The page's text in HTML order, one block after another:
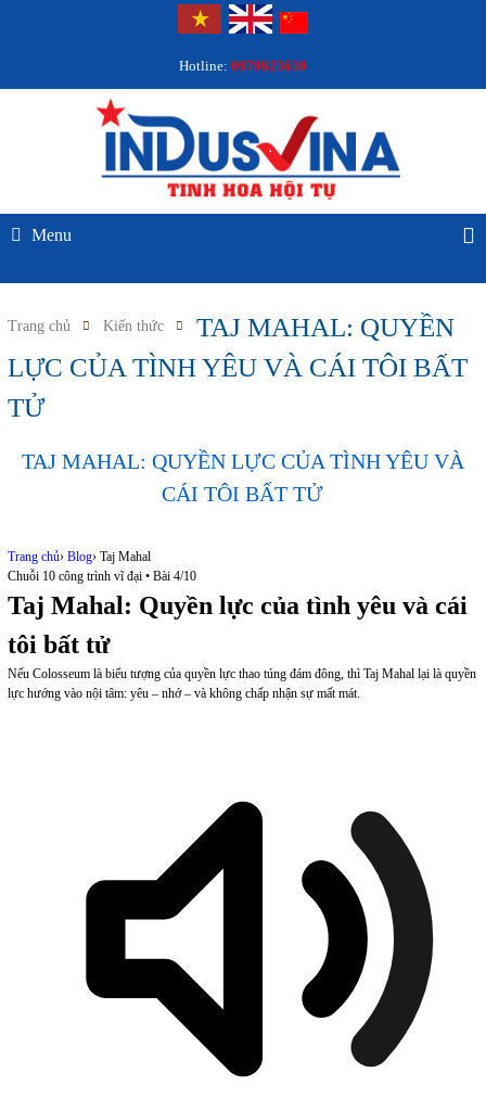
Hotline: 0979823639
Menu
Trang chủ Kiến thức
TAJ MAHAL: QUYỀN
LỰC CỦA TÌNH YÊU VÀ CÁI TÔI BẤT
TỬ
TAJ MAHAL: QUYỀN LỰC CỦA TÌNH YÊU VÀ
CÁI TÔI BẤT TỬ
Trang chủ› Blog› Taj Mahal
Chuỗi 10 công trình vĩ đại • Bài 4/10
Taj Mahal: Quyền lực của tình yêu và cái
tôi bất tử
Nếu Colosseum là biểu tượng của quyền lực thao túng đám đông, thì Taj Mahal lại là quyền
lực hướng vào nội tâm: yêu – nhớ – và không chấp nhận sự mất mát.